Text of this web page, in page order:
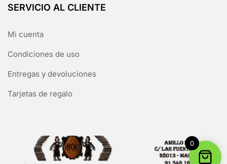
SERVICIO AL CLIENTE
Mi cuenta
Condiciones de uso
Entregas y devoluciones
Tarjetas de regalo
0